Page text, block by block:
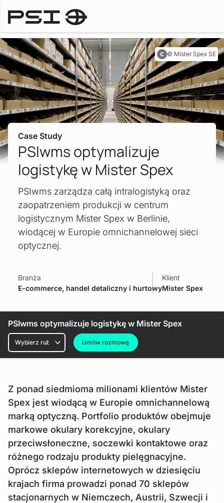
Mister Spex SE
Case Study
PSIwms optymalizuje
logistykę w Mister Spex
PSIwms zarządza całą intralogistyką oraz
zaopatrzeniem produkcji w centrum
logistycznym Mister Spex w Berlinie,
wiodącej w Europie omnichannelowej sieci
optycznej.
Branża
E-commerce, handel detaliczny i hurtowy
Klient
Mister Spex
PSIwms optymalizuje logistykę w Mister Spex
Rubryki
Umów rozmowę
Z ponad siedmioma milionami klientów Mister
Spex jest wiodącą w Europie omnichannelową
marką optyczną. Portfolio produktów obejmuje
markowe okulary korekcyjne, okulary
przeciwsłoneczne, soczewki kontaktowe oraz
różnego rodzaju produkty pielęgnacyjne.
Oprócz sklepów internetowych w dziesięciu
krajach firma prowadzi ponad 70 sklepów
stacjonarnych w Niemczech, Austrii, Szwecji i